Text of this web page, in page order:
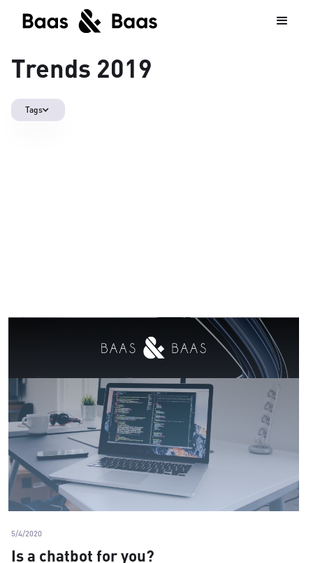
Trends 2019
Tags
5/4/2020
Is a chatbot for you?